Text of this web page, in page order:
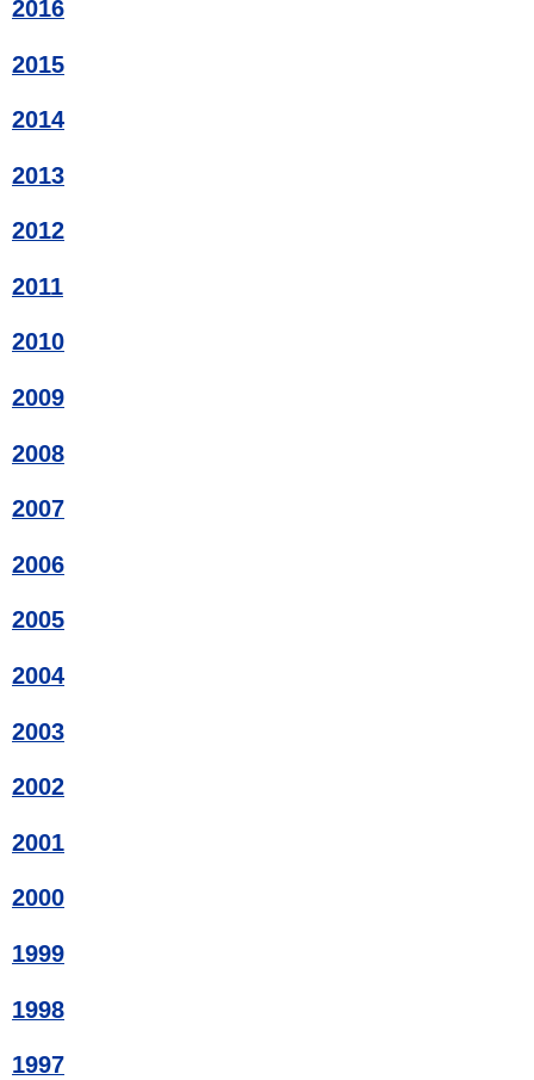
2016
2015
2014
2013
2012
2011
2010
2009
2008
2007
2006
2005
2004
2003
2002
2001
2000
1999
1998
1997